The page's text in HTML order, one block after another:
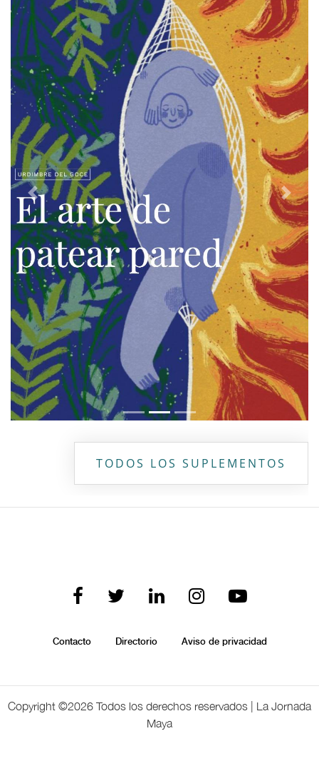
Previous Next
TODOS LOS SUPLEMENTOS
Contacto Directorio Aviso de privacidad
Copyright ©2026 Todos los derechos reservados | La Jornada
Maya